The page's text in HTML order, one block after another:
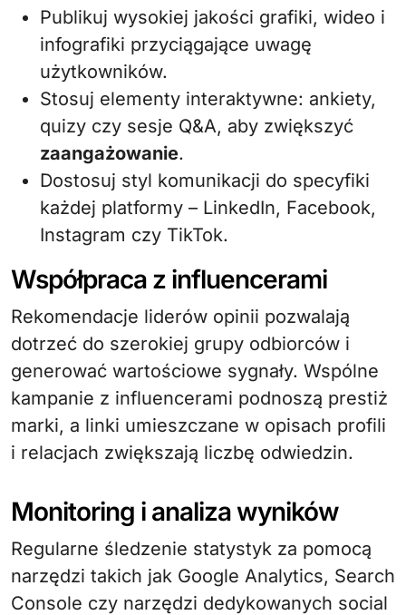
Publikuj wysokiej jakości grafiki, wideo i
infografiki przyciągające uwagę
użytkowników.
Stosuj elementy interaktywne: ankiety,
quizy czy sesje Q&A, aby zwiększyć
zaangażowanie.
Dostosuj styl komunikacji do specyfiki
każdej platformy – LinkedIn, Facebook,
Instagram czy TikTok.
Współpraca z influencerami
Rekomendacje liderów opinii pozwalają
dotrzeć do szerokiej grupy odbiorców i
generować wartościowe sygnały. Wspólne
kampanie z influencerami podnoszą prestiż
marki, a linki umieszczane w opisach profili
i relacjach zwiększają liczbę odwiedzin.
Monitoring i analiza wyników
Regularne śledzenie statystyk za pomocą
narzędzi takich jak Google Analytics, Search
Console czy narzędzi dedykowanych social